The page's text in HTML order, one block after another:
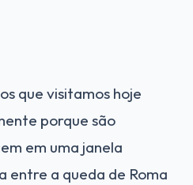
que visitamos hoje
porque são
em uma janela
entre a queda de Roma